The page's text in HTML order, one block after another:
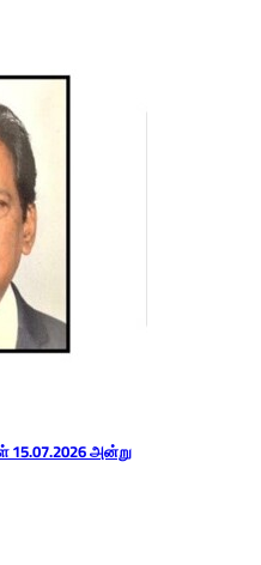
15.07.2026 அன்று